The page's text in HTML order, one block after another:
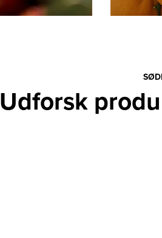
Udforsk